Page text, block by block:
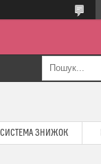
СИСТЕМА ЗНИЖОК